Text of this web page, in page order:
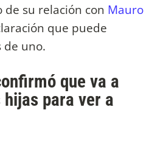
su relación con Mauro
que puede
de uno.
que va a
para ver a